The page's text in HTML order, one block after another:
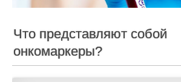
Что представляют собой
онкомаркеры?